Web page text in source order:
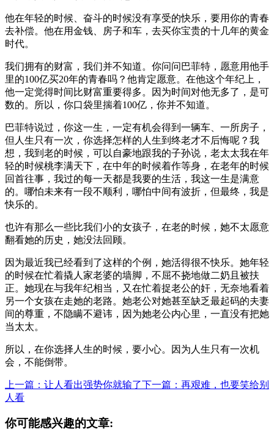
他在年轻的时候、奋斗的时候没有享受的快乐，要用你的青春
去补偿。他在用金钱、房子和车，去买你宝贵的十几年的黄金
时代。
我们拥有的财富，我们并不知道。你问问巴菲特，愿意用他手
里的100亿买20年的青春吗？他肯定愿意。在他这个年纪上，
他一定觉得时间比财富重要得多。因为时间对他无多了，是可
数的。所以，你口袋里揣着100亿，你并不知道。
巴菲特说过，你这一生，一定有机会得到一辆车、一所房子，
但人生只有一次，你选择怎样的人生到终老才不后悔呢？我
想，我到老的时候，可以自豪地跟我的子孙说，老太太我在年
轻的时候桃李满天下，在中年的时候着作等身，在老年的时候
回首往事，我过的每一天都是我要的生活，我这一生是满意
的。哪怕未来有一段不顺利，哪怕中间有波折，但最终，我是
快乐的。
也许有那么一些比我们小的女孩子，在老的时候，她不太愿意
翻看她的历史，她没法回顾。
因为最近我已经看到了这样的个例，她活得很不快乐。她年轻
的时候在忙着撬人家老婆的墙脚，不屈不挠地做二奶且被扶
正。她现在与我年纪相当，又在忙着捉老公的奸，无奈地看着
另一个女孩在走她的老路。她老公对她甚至缺乏最起码的夫妻
间的尊重，不隐瞒不避讳，因为她老公内心里，一直没有把她
当太太。
所以，在你选择人生的时候，要小心。因为人生只有一次机
会，不能倒带。
上一篇：让人看出强势你就输了下一篇：再艰难，也要笑给别
人看
你可能感兴趣的文章: